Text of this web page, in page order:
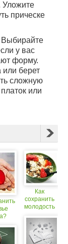
Уложите
прическе
Выбирайте
у вас
форму.
берет
сложную
или
Как
сохранить
молодость